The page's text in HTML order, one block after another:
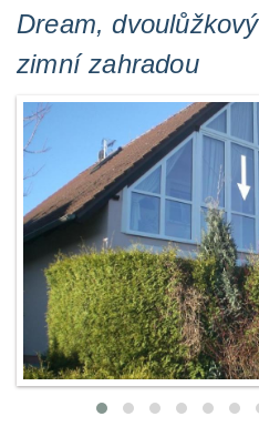
Dream,
zimní zahradou